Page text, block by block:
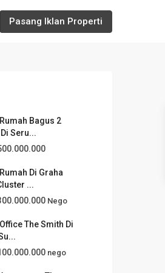
Pasang Iklan Properti
Bagus 2
Seru...
Di Graha
...
Nego
The Smith Di
nego